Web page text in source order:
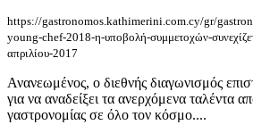
https://gastronomos.kathimerini.com.cy/gr/
young-chef-2018-η-υποβολή-συμμετοχών-
απριλίου-2017
Ανανεωμένος, ο διεθνής διαγωνισμός
για να αναδείξει τα ανερχόμενα ταλέντα
γαστρονομίας σε όλο τον κόσμο....